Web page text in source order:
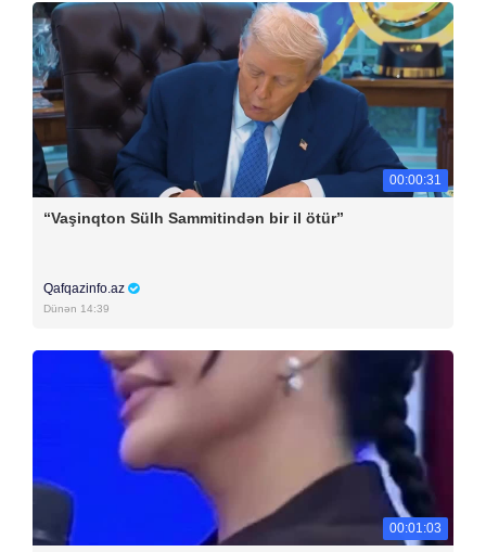
00:00:31
“Vaşinqton Sülh Sammitindən bir il ötür”
Qafqazinfo.az
Dünən 14:39
00:01:03